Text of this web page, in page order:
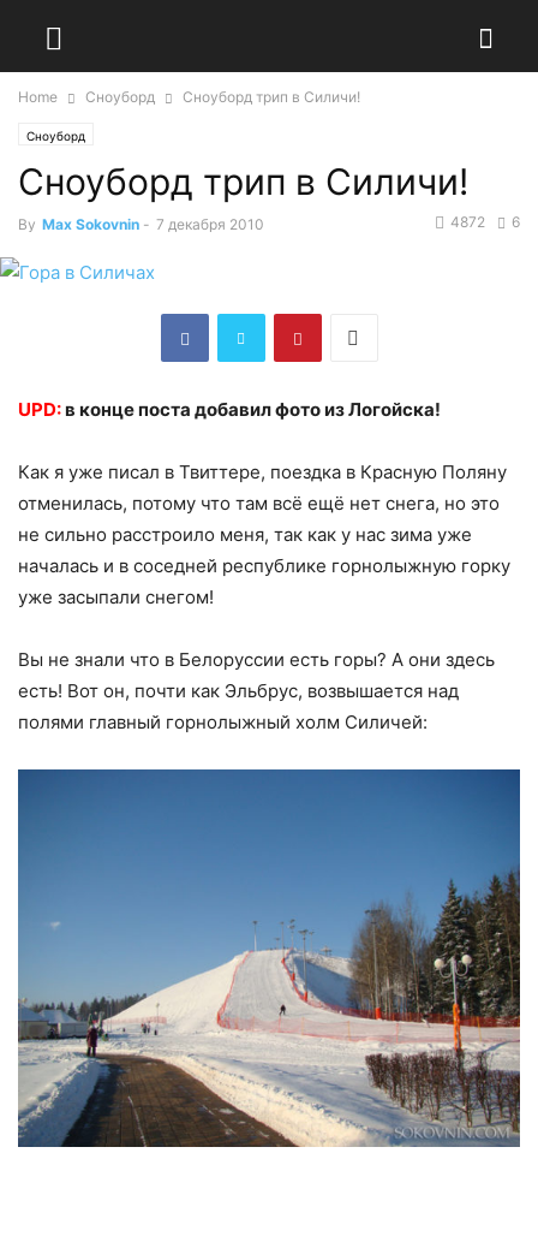
Home Сноуборд Сноуборд трип в Силичи!
Сноуборд
Сноуборд трип в Силичи!
By Max Sokovnin - 7 декабря 2010 6
4872
UPD:в конце поста добавил фото из Логойска!
Как я уже писал в Твиттере, поездка в Красную Поляну
отменилась, потому что там всё ещё нет снега, но это
не сильно расстроило меня, так как у нас зима уже
началась и в соседней республике горнолыжную горку
уже засыпали снегом!
Вы не знали что в Белоруссии есть горы? А они здесь
есть! Вот он, почти как Эльбрус, возвышается над
полями главный горнолыжный холм Силичей: